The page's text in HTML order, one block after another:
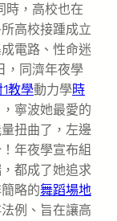
時，高校也在
高校接踵成立
電路、性命迷
，同濟年夜學
1教學動力學時
寧波她最愛的
扭曲了，左邊
年夜學宣布組
都成了她追求
略的舞蹈場地
例、旨在讓高